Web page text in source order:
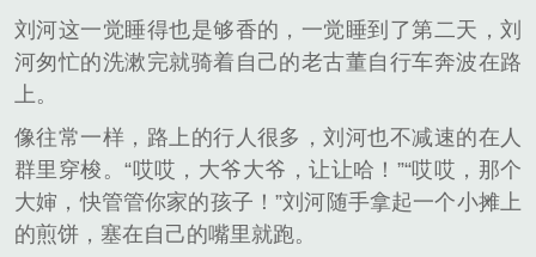
刘河这一觉睡得也是够香的，一觉睡到了第二天，刘
河匆忙的洗漱完就骑着自己的老古董自行车奔波在路
上。
像往常一样，路上的行人很多，刘河也不减速的在人
群里穿梭。“哎哎，大爷大爷，让让哈！”“哎哎，那个
大婶，快管管你家的孩子！”刘河随手拿起一个小摊上
的煎饼，塞在自己的嘴里就跑。